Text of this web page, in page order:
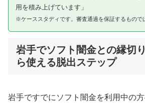
用を積み上げています」
※ケーススタディです。審査通過を保証するもので
岩手でソフト闇金との縁切
ら使える脱出ステップ
岩手ですでにソフト闇金を利用中の